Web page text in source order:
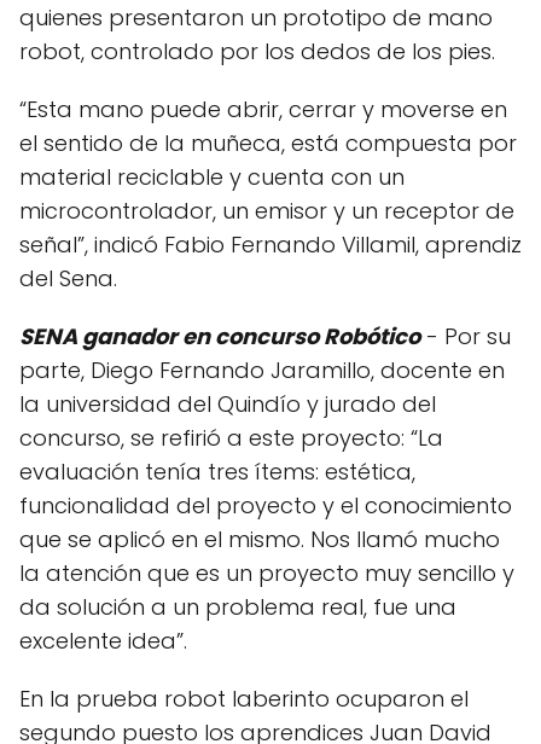
quienes presentaron un prototipo de mano
robot, controlado por los dedos de los pies.
“Esta mano puede abrir, cerrar y moverse en
el sentido de la muñeca, está compuesta por
material reciclable y cuenta con un
microcontrolador, un emisor y un receptor de
señal”, indicó Fabio Fernando Villamil, aprendiz
del Sena.
SENA ganador en concurso Robótico- Por su
parte, Diego Fernando Jaramillo, docente en
la universidad del Quindío y jurado del
concurso, se refirió a este proyecto: “La
evaluación tenía tres ítems: estética,
funcionalidad del proyecto y el conocimiento
que se aplicó en el mismo. Nos llamó mucho
la atención que es un proyecto muy sencillo y
da solución a un problema real, fue una
excelente idea”.
En la prueba robot laberinto ocuparon el
segundo puesto los aprendices Juan David